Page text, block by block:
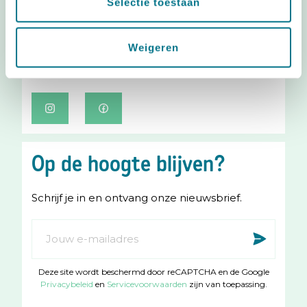
Weigeren
#babycadeaubon
Deel blij babynieuws!
I
n
t
g
r
a
F
a
e
o
o
k
Op de hoogte blijven?
Schrijf je in en ontvang onze nieuwsbrief.
op
onze
Deze site wordt beschermd door reCAPTCHA en de Google
Privacybeleid en Servicevoorwaarden zijn van toepassing.